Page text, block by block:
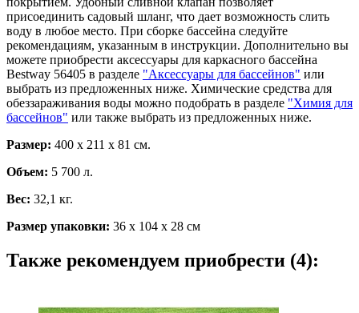
присоединить садовый шланг, что дает возможность слить
воду в любое место. При сборке бассейна следуйте
рекомендациям, указанным в инструкции. Дополнительно вы
можете приобрести аксессуары для каркасного бассейна
Bestway 56405 в разделе "Аксессуары для бассейнов" или
выбрать из предложенных ниже. Химические средства для
обеззараживания воды можно подобрать в разделе "Химия для
бассейнов" или также выбрать из предложенных ниже.
Размер: 400 х 211 х 81 см.
Объем: 5 700 л.
Вес: 32,1 кг.
Размер упаковки: 36 х 104 х 28 см
Также рекомендуем приобрести (4):